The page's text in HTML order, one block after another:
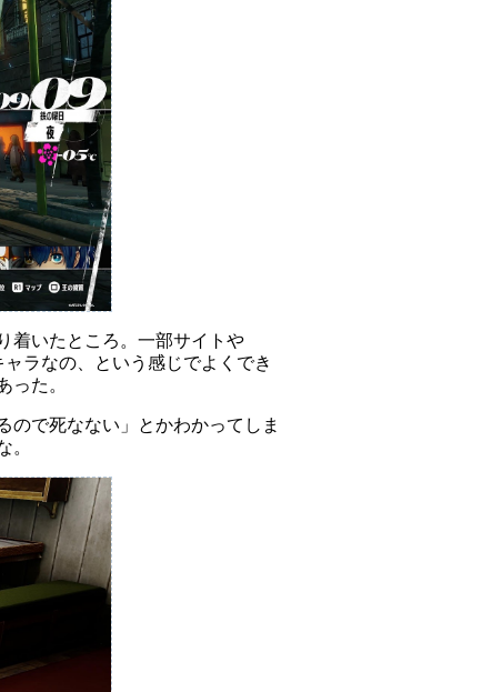
着いたところ。一部サイトや
ラなの、という感じでよくでき
った。
ので死なない」とかわかってしま
。